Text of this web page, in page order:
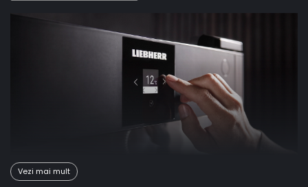
Vezi mai mult